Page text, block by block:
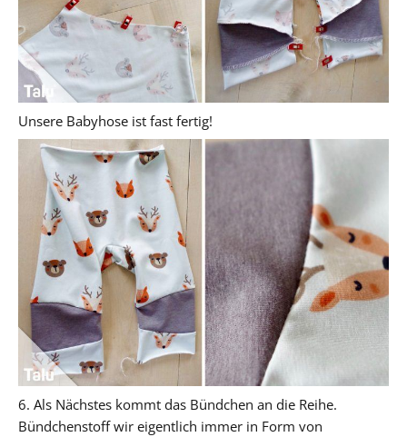
Unsere Babyhose ist fast fertig!
6. Als Nächstes kommt das Bündchen an die Reihe.
Bündchenstoff wir eigentlich immer in Form von